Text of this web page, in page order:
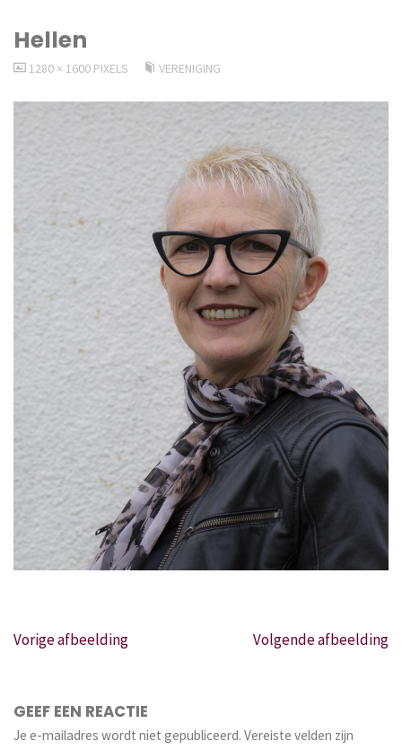
Hellen
VOLLEDIGE
1280 × 1600 PIXELS VERENIGING
Vorige afbeelding Volgende afbeelding
GEEF EEN REACTIE
Je e-mailadres wordt niet gepubliceerd. Vereiste velden zijn